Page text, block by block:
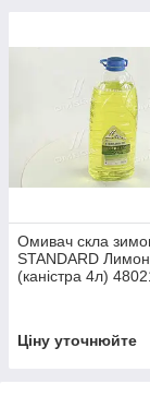
Омивач скла
STANDARD Лимон
(каністра 4л)
Ціну уточнюйте